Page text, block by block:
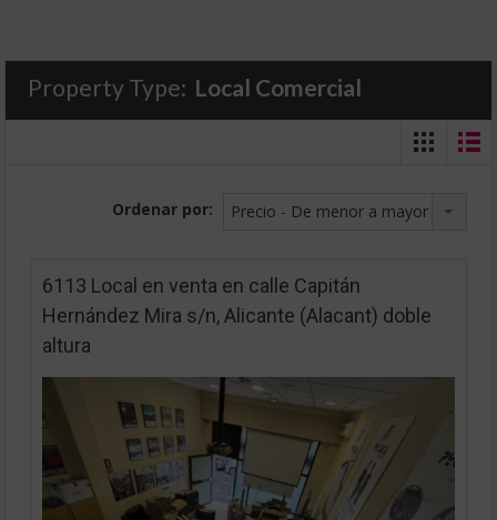
Property Type: Local Comercial
Ordenar por: Precio - De menor a mayor
6113 Local en venta en calle Capitán
Hernández Mira s/n, Alicante (Alacant) doble
altura